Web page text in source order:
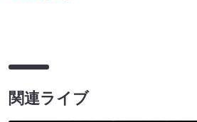
関連ライブ